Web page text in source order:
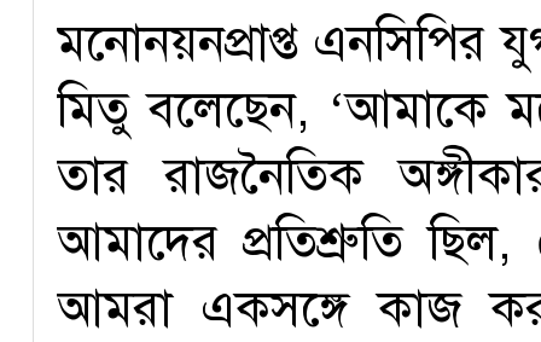
মনোনয়নপ্রাপ্ত এনসিপির
মিতু বলেছেন, ‘আমাকে
তার রাজনৈতিক
আমাদের প্রতিশ্রুতি ছিল,
আমরা একসঙ্গে কাজ